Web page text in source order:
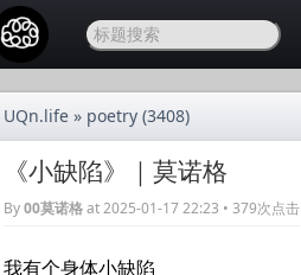
UQn.life » poetry (3408)
《小缺陷》｜莫诺格
By00莫诺格at 2025-01-17 22:23 • 379次点击
我有个身体小缺陷